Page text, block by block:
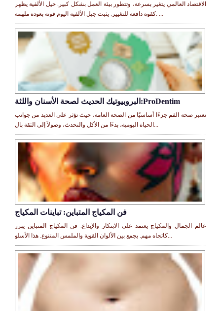
الاقتصاد العالمي يتغير بسرعة، وتتطور بيئة العمل بشكل كبير. جيل الألفية يظهر
كقوة دافعة للتغيير. يثبت جيل الألفية اليوم قوته بعودة ملهمة. ...
البروبيوتيك الحديث لصحة الأسنان واللثة:ProDentim
تعتبر صحة الفم جزءًا أساسيًا من الصحة العامة، حيث تؤثر على العديد من جوانب
الحياة اليومية، بدءًا من الأكل والتحدث، وصولاً إلى الثقة بال...
فن المكياج المتباين: تباينات المكياج
عالم الجمال والمكياج يعتمد على الابتكار والإبداع. فن المكياج المتباين يبرز
كاتجاه مهم. يجمع بين الألوان القوية والملمس المتنوع. هذا الأسلو...